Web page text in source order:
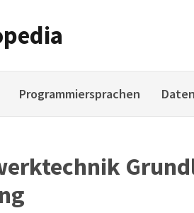
Programmiersprachen